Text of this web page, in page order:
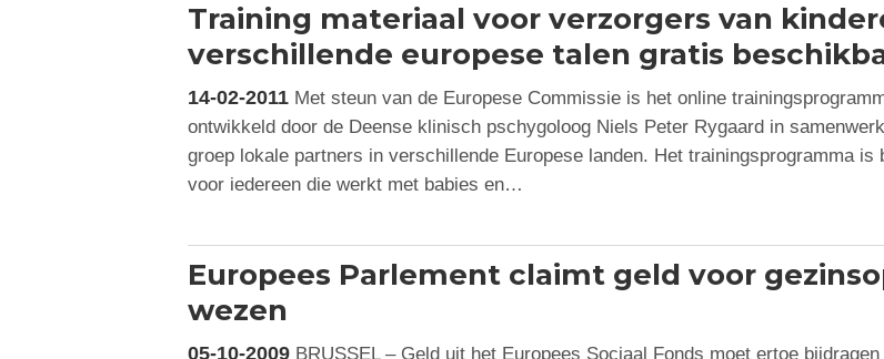
Training materiaal voor verzorgers van
verschillende europese talen gratis
14-02-2011Met steun van de Europese Commissie is het online
ontwikkeld door de Deense klinisch pschygoloog Niels Peter Rygaard in
groep lokale partners in verschillende Europese landen. Het trainingsprogramma is
voor iedereen die werkt met babies en…
Europees Parlement claimt geld voor
wezen
05-10-2009BRUSSEL – Geld uit het Europees Sociaal Fonds moet ertoe bijdragen